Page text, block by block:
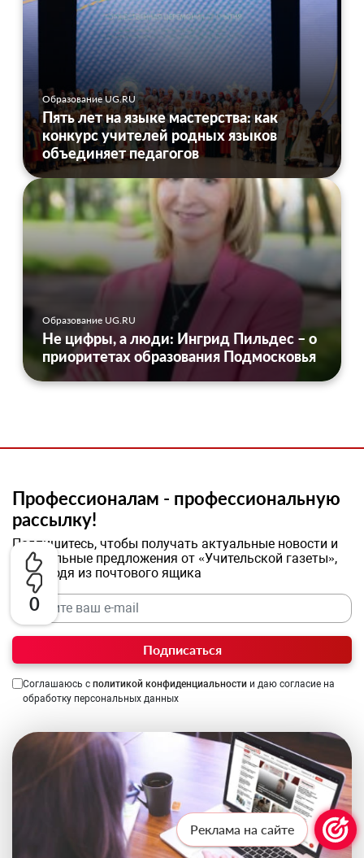
0
Образование UG.RU
Пять лет на языке мастерства: как
конкурс учителей родных языков
объединяет педагогов
Образование UG.RU
Не цифры, а люди: Ингрид Пильдес – о
приоритетах образования Подмосковья
Профессионалам - профессиональную
рассылку!
Подпишитесь, чтобы получать актуальные новости и
специальные предложения от «Учительской газеты»,
не выходя из почтового ящика
Подписаться
Соглашаюсь с политикой конфиденциальности и даю согласие на
обработку персональных данных
Реклама на сайте